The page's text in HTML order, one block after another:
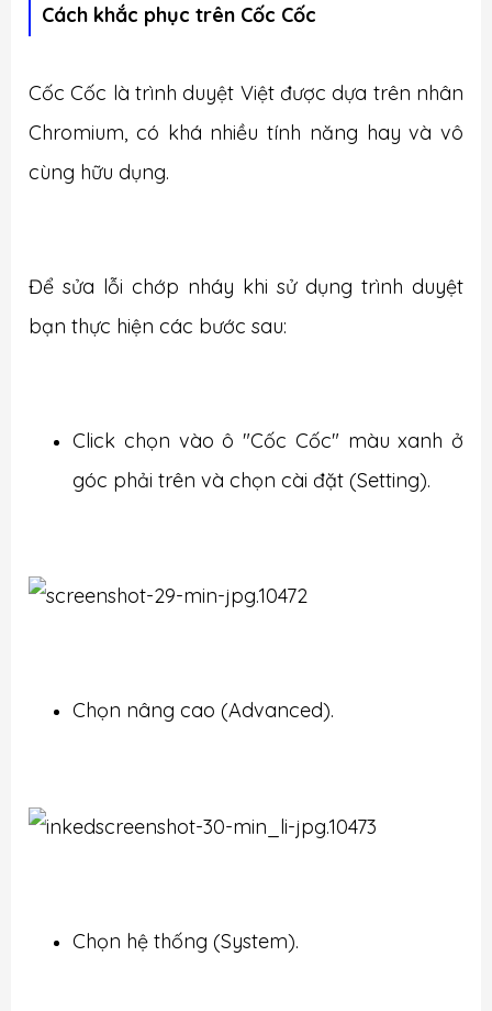
Cách khắc phục trên Cốc Cốc
Cốc Cốc là trình duyệt Việt được dựa trên nhân
Chromium, có khá nhiều tính năng hay và vô
cùng hữu dụng.
Để sửa lỗi chớp nháy khi sử dụng trình duyệt
bạn thực hiện các bước sau:
Click chọn vào ô "Cốc Cốc" màu xanh ở
góc phải trên và chọn cài đặt (Setting).
Chọn nâng cao (Advanced).
Chọn hệ thống (System).